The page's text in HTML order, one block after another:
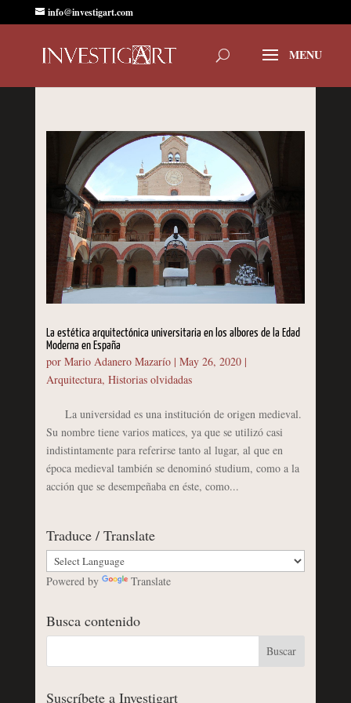
info@investigart.com
La estética arquitectónica universitaria en los albores de la Edad
Moderna en España
por Mario Adanero Mazarío| May 26, 2020|
Arquitectura, Historias olvidadas
La universidad es una institución de origen medieval.
Su nombre tiene varios matices, ya que se utilizó casi
indistintamente para referirse tanto al lugar, al que en
época medieval también se denominó studium, como a la
acción que se desempeñaba en éste, como...
Traduce / Translate
Powered by Translate
Busca contenido
Suscríbete a Investigart